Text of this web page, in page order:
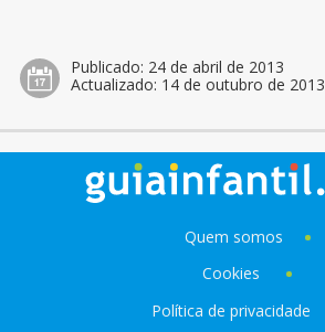
Publicado: 24 de abril de 2013
Actualizado: 14 de outubro de 2013
Quem somos
Cookies
Política de privacidade